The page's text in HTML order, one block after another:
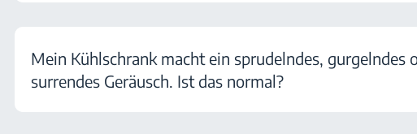
Mein Kühlschrank macht ein sprudelndes, gurgelndes
surrendes Geräusch. Ist das normal?